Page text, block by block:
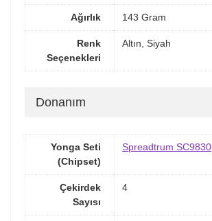
Ağırlık 143 Gram
Renk
Seçenekleri
Altın, Siyah
Donanım
Yonga Seti
(Chipset)
Spreadtrum SC9830
Çekirdek
Sayısı
4